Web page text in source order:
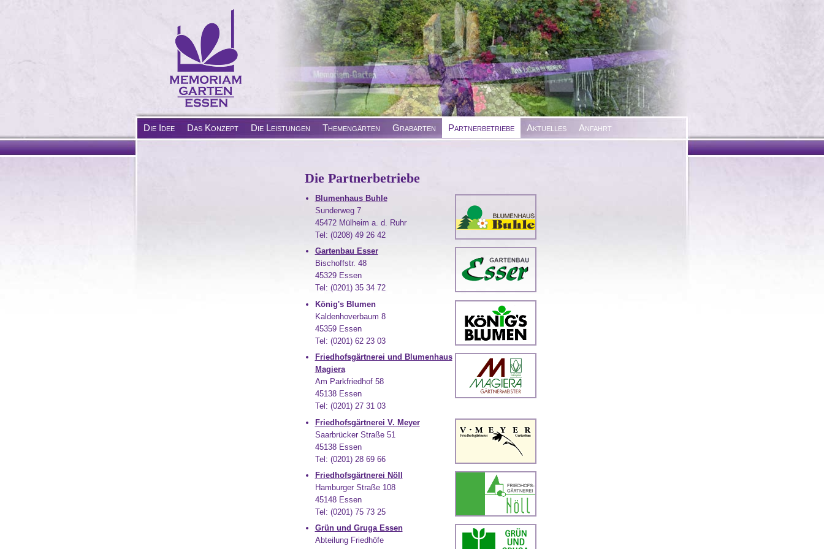
Die Idee Das Konzept Die Leistungen Themengärten Grabarten Partnerbetriebe Aktuelles Anfahrt
Die Partnerbetriebe
Blumenhaus Buhle
Sunderweg 7
45472 Mülheim a. d. Ruhr
Tel: (0208) 49 26 42
Gartenbau Esser
Bischoffstr. 48
45329 Essen
Tel: (0201) 35 34 72
König's Blumen
Kaldenhoverbaum 8
45359 Essen
Tel: (0201) 62 23 03
Friedhofsgärtnerei und Blumenhaus
Magiera
Am Parkfriedhof 58
45138 Essen
Tel: (0201) 27 31 03
Friedhofsgärtnerei V. Meyer
Saarbrücker Straße 51
45138 Essen
Tel: (0201) 28 69 66
Friedhofsgärtnerei Nöll
Hamburger Straße 108
45148 Essen
Tel: (0201) 75 73 25
Grün und Gruga Essen
Abteilung Friedhöfe